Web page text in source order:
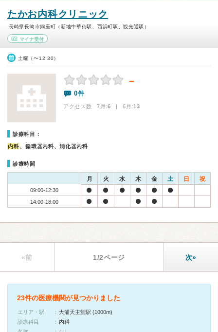
たかお内科クリニック
長崎県長崎市銅座町（新地中華街駅、西浜町駅、観光通駅）
マイナ受付
土曜（〜12:30）
－
0件
アクセス数 7月:6 | 6月:13
診療科目：
内科、循環器内科、消化器内科
診療時間
月 火 水 木 金 土 日 祝
09:00-12:30
14:00-18:00
«前 1/2ページ 次»
23件の医療機関が見つかりました
エリア・駅
大浦天主堂駅 (1000m)
診療科目
内科